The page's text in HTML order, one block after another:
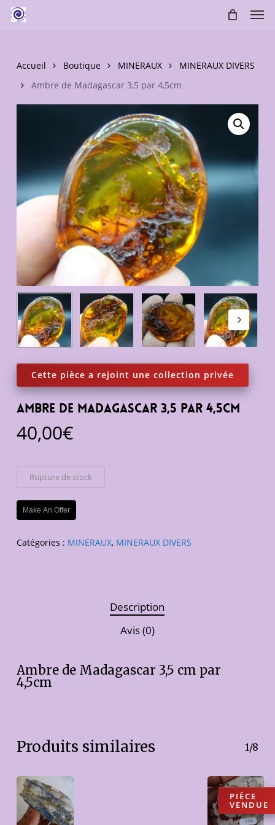
main
Accueil Boutique MINERAUX
MINERAUX DIVERS
Ambre de Madagascar 3,5 par 4,5cm
Ambre de Madagascar 3,5 par 4,5cm
40,00€
Rupture de stock
Make An Offer
Catégories : MINERAUX, MINERAUX DIVERS
Description
Avis (0)
Ambre de Madagascar 3,5 cm par
4,5cm
Produits similaires 1/8